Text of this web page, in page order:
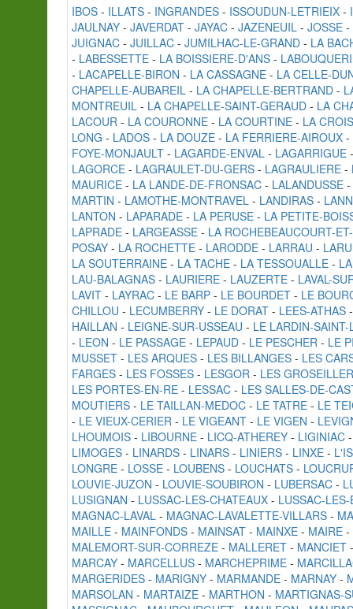
IBOS - ILLATS - INGRANDES - ISSOUDUN-LETRIEIX -
JAULNAY - JAVERDAT - JAYAC - JAZENEUIL - JOSSE -
JUIGNAC - JUILLAC - JUMILHAC-LE-GRAND - LA
- LABESSETTE - LA BOISSIERE-D'ANS -
- LACAPELLE-BIRON - LA CASSAGNE - LA CELLE-
CHAPELLE-AUBAREIL - LA CHAPELLE-BERTRAND -
MONTREUIL - LA CHAPELLE-SAINT-GERAUD - LA
LACOUR - LA COURONNE - LA COURTINE - LA
LONG - LADOS - LA DOUZE - LA FERRIERE-AIROUX -
FOYE-MONJAULT - LAGARDE-ENVAL - LAGARRIGUE
LAGORCE - LAGRAULET-DU-GERS - LAGRAULIERE -
MAURICE - LA LANDE-DE-FRONSAC - LALANDUSSE -
MARTIN - LAMOTHE-MONTRAVEL - LANDIRAS -
LANTON - LAPARADE - LA PERUSE - LA PETITE-
LAPRADE - LARGEASSE - LA ROCHEBEAUCOURT-
POSAY - LA ROCHETTE - LARODDE - LARRAU -
LA SOUTERRAINE - LA TACHE - LA TESSOUALLE -
LAU-BALAGNAS - LAURIERE - LAUZERTE - LAVAL-
LAVIT - LAYRAC - LE BARP - LE BOURDET - LE
CHILLOU - LECUMBERRY - LE DORAT - LEES-ATHAS
HAILLAN - LEIGNE-SUR-USSEAU - LE LARDIN-SAINT-
- LEON - LE PASSAGE - LEPAUD - LE PESCHER - LE
MUSSET - LES ARQUES - LES BILLANGES - LES
FARGES - LES FOSSES - LESGOR - LES
LES PORTES-EN-RE - LESSAC - LES SALLES-DE-
MOUTIERS - LE TAILLAN-MEDOC - LE TATRE - LE
- LE VIEUX-CERIER - LE VIGEANT - LE VIGEN -
LHOUMOIS - LIBOURNE - LICQ-ATHEREY - LIGINIAC
LIMOGES - LINARDS - LINARS - LINIERS - LINXE -
LONGRE - LOSSE - LOUBENS - LOUCHATS -
LOUVIE-JUZON - LOUVIE-SOUBIRON - LUBERSAC -
LUSIGNAN - LUSSAC-LES-CHATEAUX - LUSSAC-
MAGNAC-LAVAL - MAGNAC-LAVALETTE-VILLARS -
MAILLE - MAINFONDS - MAINSAT - MAINXE - MAIRE -
MALEMORT-SUR-CORREZE - MALLERET - MANCIET
MARCAY - MARCELLUS - MARCHEPRIME -
MARGERIDES - MARIGNY - MARMANDE - MARNAY -
MARSOLAN - MARTAIZE - MARTHON - MARTIGNAS-